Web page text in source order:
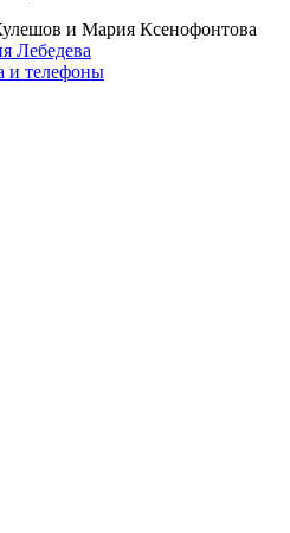
и Мария Ксенофонтова
Лебедева
и телефоны